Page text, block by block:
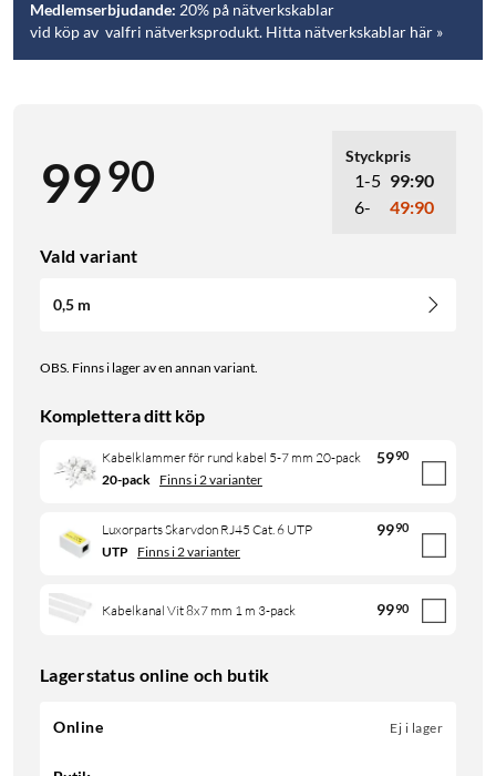
Medlemserbjudande: 20% på nätverkskablar
vid köp av valfri nätverksprodukt. Hitta nätverkskablar här »
9990 Styckpris
1-5 99:90
6-
49:90
Vald variant
0,5 m
OBS. Finns i lager av en annan variant.
Komplettera ditt köp
Kabelklammer för rund kabel 5-7 mm 20-pack 5990
20-pack Finns i 2 varianter
Luxorparts Skarvdon RJ45 Cat. 6 UTP 9990
UTP Finns i 2 varianter
Kabelkanal Vit 8x7 mm 1 m 3-pack 9990
Lagerstatus online och butik
Online Ej i lager